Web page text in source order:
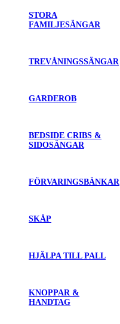
STORA
FAMILJESÄNGAR
TREVÅNINGSSÄNGAR
GARDEROB
BEDSIDE CRIBS &
SIDOSÄNGAR
FÖRVARINGSBÄNKAR
SKÅP
HJÄLPA TILL PALL
KNOPPAR &
HANDTAG